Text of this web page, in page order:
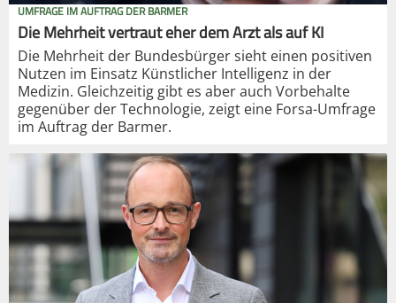
UMFRAGE IM AUFTRAG DER BARMER
Die Mehrheit vertraut eher dem Arzt als auf KI
Die Mehrheit der Bundesbürger sieht einen positiven
Nutzen im Einsatz Künstlicher Intelligenz in der
Medizin. Gleichzeitig gibt es aber auch Vorbehalte
gegenüber der Technologie, zeigt eine Forsa-Umfrage
im Auftrag der Barmer.